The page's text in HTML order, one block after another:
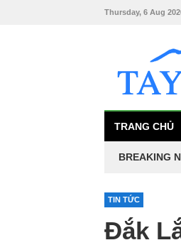
Thursday, 6 Aug
TRANG CHỦ
BREAKING
TIN TỨC
Đắk